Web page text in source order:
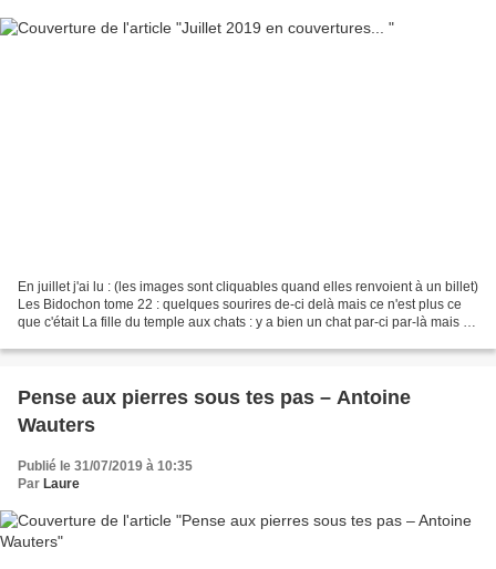
En juillet j'ai lu : (les images sont cliquables quand elles renvoient à un billet)
Les Bidochon tome 22 : quelques sourires de-ci delà mais ce n'est plus ce
que c'était La fille du temple aux chats : y a bien un chat par-ci par-là mais ça
Pense aux pierres sous tes pas – Antoine
Wauters
Publié le 31/07/2019 à 10:35
Par Laure